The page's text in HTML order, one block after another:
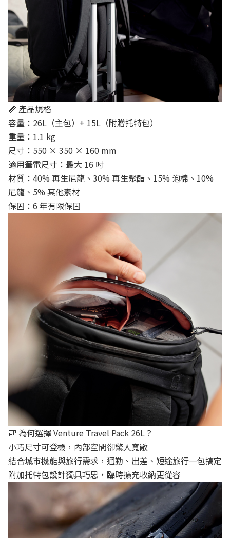
📏 產品規格
容量：26L（主包）+ 15L（附贈托特包）
重量：1.1 kg
尺寸：550 × 350 × 160 mm
適用筆電尺寸：最大 16 吋
材質：40% 再生尼龍、30% 再生聚酯、15% 泡棉、10%
尼龍、5% 其他素材
保固：6 年有限保固
🎒 為何選擇 Venture Travel Pack 26L？
小巧尺寸可登機，內部空間卻驚人寬敞
結合城市機能與旅行需求，通勤、出差、短途旅行一包搞定
附加托特包設計獨具巧思，臨時擴充收納更從容